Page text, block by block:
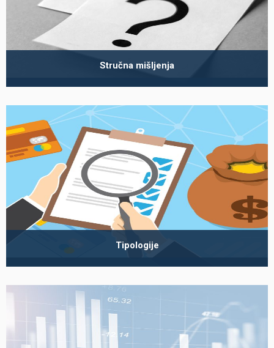
Stručna mišljenja
Tipologije